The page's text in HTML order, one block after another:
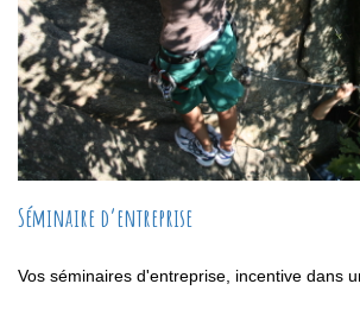
Séminaire d’entreprise
Vos séminaires d'entreprise, incentive dans